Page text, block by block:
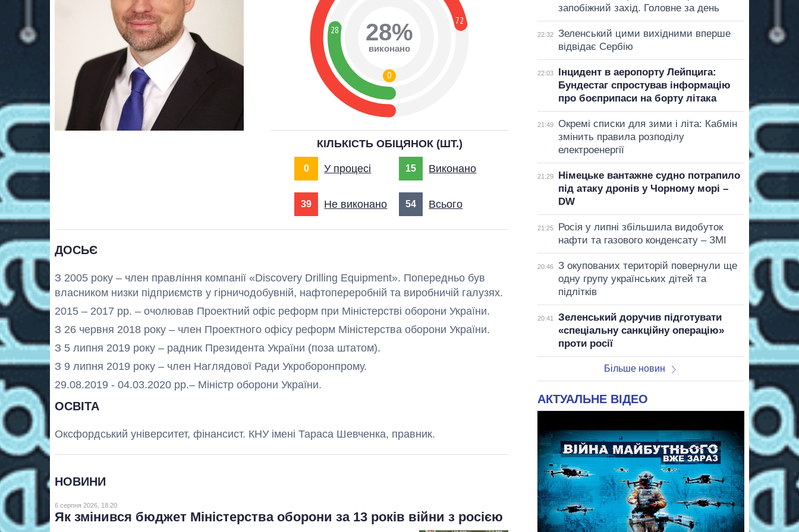
ДОСЬЄ
З 2005 року – член правління компанії «Discovery Drilling Equipment». Попередньо був
власником низки підприємств у гірничодобувній, нафтопереробній та виробничій галузях.
2015 – 2017 рр. – очолював Проектний офіс реформ при Міністерстві оборони України.
З 26 червня 2018 року – член Проектного офісу реформ Міністерства оборони України.
З 5 липня 2019 року – радник Президента України (поза штатом).
З 9 липня 2019 року – член Наглядової Ради Укроборонпрому.
29.08.2019 - 04.03.2020 рр.– Міністр оборони України.
ОСВІТА
Оксфордський університет, фінансист. КНУ імені Тараса Шевченка, правник.
НОВИНИ
6 серпня 2026, 18:20
Як змінився бюджет Міністерства оборони за 13 років війни з росією
72
28
0
28%
виконано
КІЛЬКІСТЬ ОБІЦЯНОК (ШТ.)
0 У процесі 15 Виконано
39 Не виконано 54 Всього
запобіжний захід. Головне за день
22:32
Зеленський цими вихідними вперше
відвідає Сербію
22:03
Інцидент в аеропорту Лейпцига:
Бундестаг спростував інформацію
про боєприпаси на борту літака
21:49
Окремі списки для зими і літа: Кабмін
змінить правила розподілу
електроенергії
21:29
Німецьке вантажне судно потрапило
під атаку дронів у Чорному морі –
DW
21:25
Росія у липні збільшила видобуток
нафти та газового конденсату – ЗМІ
20:46
З окупованих територій повернули ще
одну групу українських дітей та
підлітків
20:41
Зеленський доручив підготувати
«спеціальну санкційну операцію»
проти росії
Більше новин
АКТУАЛЬНЕ ВІДЕО